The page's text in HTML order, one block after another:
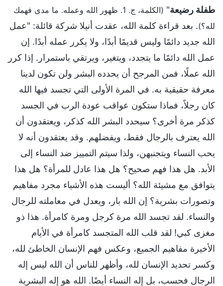
طفلة رضيعة"
(الكلمة، ج. 1. ظهور الله وعمله. ما مدى فهمك
لله؟). بعد قراءة كلمة الله، عقدت أنيلا شركة قائلة: "عمل
الله جديد دائمًا وليس قديمًا أبدًا، ولا يكرر عمله أبدًا. إن
عمل الله دائمًا ما يتجدد، ويتغير، ويرتقي باستمرار. إذا كرر
الله عملًا، فمن المرجح أن يحدده البشر ولن تكون لدينا
معرفة حقيقية به. في المرة الأولى التي تجسد فيها الله
كان رجلاً، فماذا ستكون عواقب عودة الرب في الجسد
كذكر مرة أخرى؟ سيحدد البشر الله كذكر، ويعتقدون أن
الله يعترف بالرجال فقط، ويفضلهم. وقد يعتقدون أنه لا
يحب النساء ويتجنبهن، ولذا سيتم التمييز ضد النساء إلى
الأبد. هل هذا فهم صحيح؟ هل هذا عادل للمرأة؟ هل هذا
يتوافق مع مشيئة الله؟ أليست هذه الأشياء مجرد مفاهيم
وتصورات بشرية؟ إن الله بار، ويعدل في معاملته للرجال
والنساء. لقد تجسد الله مرة كرجل ومرة كامرأة. هذا ذو
مغزى كبي! لقد قلب الله المتجسد كامرأة في الأيام
الأخيرة مفاهيم الجميع، وعكس فهم الإنسان الخاطئ لله،
وكسر تحديد الإنسان لله، وأظهر للناس أن الله ليس إله
الرجال فحسب، بل إله النساء أيضًا. الله هو إله البشرية